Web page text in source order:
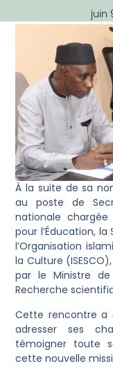
juin
À la suite de sa
au poste de
nationale chargée
pour l’Éducation,
l’Organisation
la Culture
par le Ministre de
Recherche
Cette rencontre a
adresser ses
témoigner toute
cette nouvelle